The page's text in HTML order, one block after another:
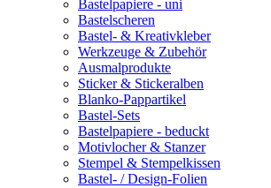
Bastelpapiere - uni
Bastelscheren
Bastel- & Kreativkleber
Werkzeuge & Zubehör
Ausmalprodukte
Sticker & Stickeralben
Blanko-Pappartikel
Bastel-Sets
Bastelpapiere - beduckt
Motivlocher & Stanzer
Stempel & Stempelkissen
Bastel- / Design-Folien